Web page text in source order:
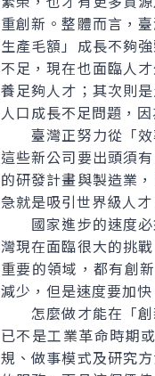
重創新。整體而言，
生產毛額」成長不夠
不足，現在也面臨人
養足夠人才；其次則
人口成長不足問題，
臺灣正努力從「效
這些新公司要出頭須
的研發計畫與製造業
急就是吸引世界級人
國家進步的速度必
灣現在面臨很大的挑
重要的領域，都有創
減少，但是速度要加
怎麼做才能在「創
已不是工業革命時期
規、做事模式及研究